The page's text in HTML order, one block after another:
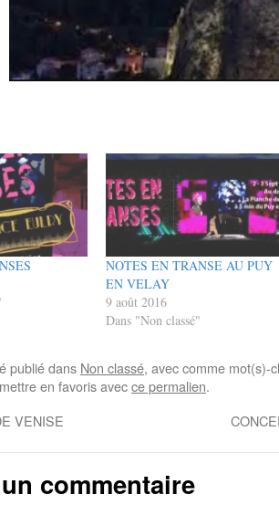
NOTES EN TRANSE AU PUY
EN VELAY
9 août 2016
Dans "Non classé"
publié dans Non classé, avec comme mot(s)-
en favoris avecce permalien.
VENISE
commentaire